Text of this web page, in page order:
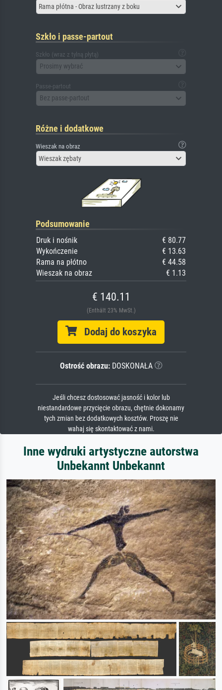
Rama płótna - Obraz lustrzany z boku
Szkło i passe-partout
Szkło (wraz z tylną płytą)
Prosimy wybrać
Passe-partout
Bez passe-partout
Różne i dodatkowe
Wieszak na obraz
Wieszak zębaty
Podsumowanie
Druk i nośnik
€ 80.77
Wykończenie
€ 13.63
Rama na płótno
€ 44.58
Wieszak na obraz
€ 1.13
€ 140.11
(Enthält 23% MwSt.)
Dodaj do koszyka
Ostrość obrazu:DOSKONAŁA
Jeśli chcesz dostosować jasność i kolor lub
niestandardowe przycięcie obrazu, chętnie dokonamy
tych zmian bez dodatkowych kosztów. Proszę nie
wahaj się skontaktować z nami.
Inne wydruki artystyczne autorstwa
Unbekannt Unbekannt